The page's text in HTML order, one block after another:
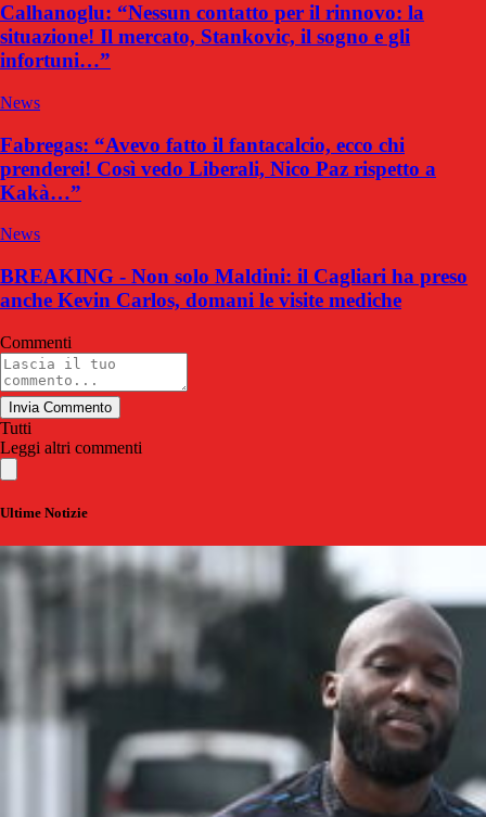
Calhanoglu: “Nessun contatto per il rinnovo: la
situazione! Il mercato, Stankovic, il sogno e gli
infortuni…”
News
Fabregas: “Avevo fatto il fantacalcio, ecco chi
prenderei! Così vedo Liberali, Nico Paz rispetto a
Kakà…”
News
BREAKING - Non solo Maldini: il Cagliari ha preso
anche Kevin Carlos, domani le visite mediche
Commenti
Invia Commento
Tutti
Leggi altri commenti
Ultime Notizie